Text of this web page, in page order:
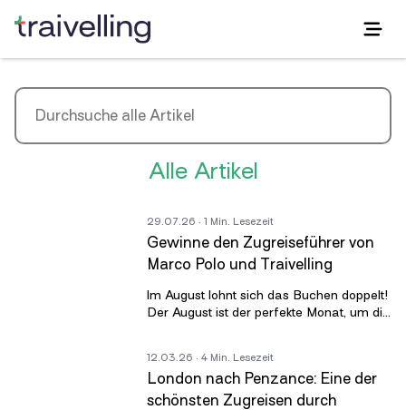
Alle Artikel
29.07.26 · 1 Min. Lesezeit
Gewinne den Zugreiseführer von
Marco Polo und Traivelling
Im August lohnt sich das Buchen doppelt!
Der August ist der perfekte Monat, um die
12.03.26 · 4 Min. Lesezeit
London nach Penzance: Eine der
schönsten Zugreisen durch